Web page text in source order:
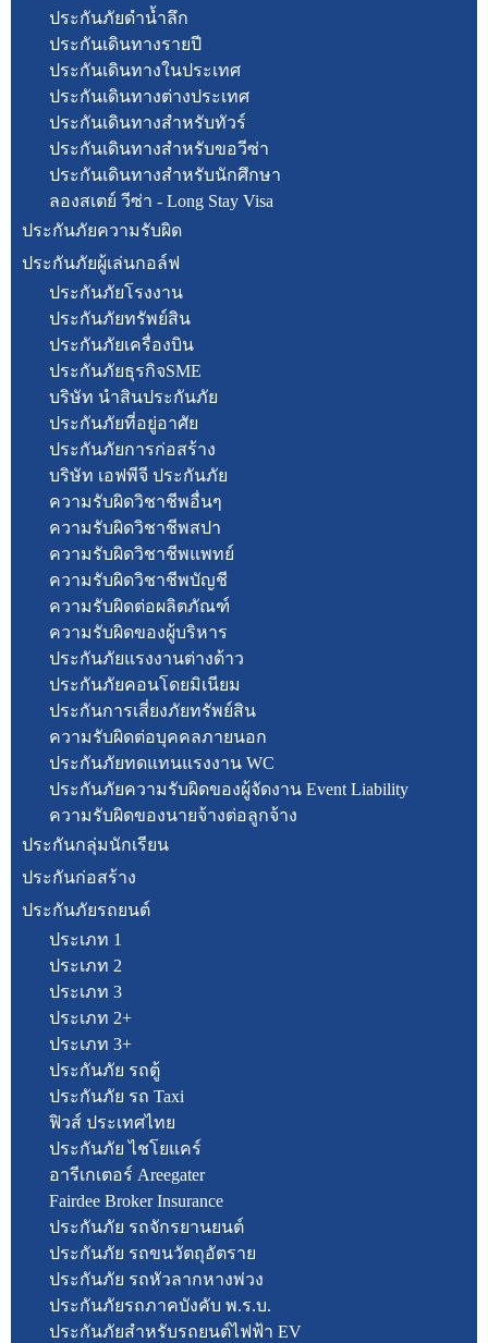
ประกันภัยดำน้ำลึก
ประกันเดินทางรายปี
ประกันเดินทางในประเทศ
ประกันเดินทางต่างประเทศ
ประกันเดินทางสำหรับทัวร์
ประกันเดินทางสำหรับขอวีซ่า
ประกันเดินทางสำหรับนักศึกษา
ลองสเตย์ วีซ่า - Long Stay Visa
ประกันภัยความรับผิด
ประกันภัยผู้เล่นกอล์ฟ
ประกันภัยโรงงาน
ประกันภัยทรัพย์สิน
ประกันภัยเครื่องบิน
ประกันภัยธุรกิจSME
บริษัท นำสินประกันภัย
ประกันภัยที่อยู่อาศัย
ประกันภัยการก่อสร้าง
บริษัท เอฟพีจี ประกันภัย
ความรับผิดวิชาชีพอื่นๆ
ความรับผิดวิชาชีพสปา
ความรับผิดวิชาชีพแพทย์
ความรับผิดวิชาชีพบัญชี
ความรับผิดต่อผลิตภัณฑ์
ความรับผิดของผู้บริหาร
ประกันภัยแรงงานต่างด้าว
ประกันภัยคอนโดยมิเนียม
ประกันการเสี่ยงภัยทรัพย์สิน
ความรับผิดต่อบุคคลภายนอก
ประกันภัยทดแทนแรงงาน WC
ประกันภัยความรับผิดของผู้จัดงาน Event Liability
ความรับผิดของนายจ้างต่อลูกจ้าง
ประกันกลุ่มนักเรียน
ประกันก่อสร้าง
ประกันภัยรถยนต์
ประเภท 1
ประเภท 2
ประเภท 3
ประเภท 2+
ประเภท 3+
ประกันภัย รถตู้
ประกันภัย รถ Taxi
ฟิวส์ ประเทศไทย
ประกันภัย ไชโยแคร์
อารีเกเตอร์ Areegater
Fairdee Broker Insurance
ประกันภัย รถจักรยานยนต์
ประกันภัย รถขนวัตถุอัตราย
ประกันภัย รถหัวลากหางพ่วง
ประกันภัยรถภาคบังคับ พ.ร.บ.
ประกันภัยสำหรับรถยนต์ไฟฟ้า EV